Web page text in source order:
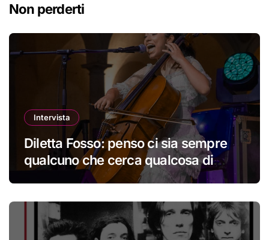
Non perderti
Intervista
Diletta Fosso: penso ci sia sempre
qualcuno che cerca qualcosa di